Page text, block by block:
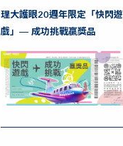
理大護眼20週年限定「快閃遊
戲」— 成功挑戰贏獎品